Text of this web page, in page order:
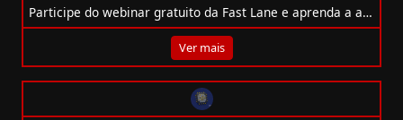
Participe do webinar gratuito da Fast Lane e aprenda a administrar os serviços de domínio do Active Directory – dias 24 e 25 de junho!
Ver mais